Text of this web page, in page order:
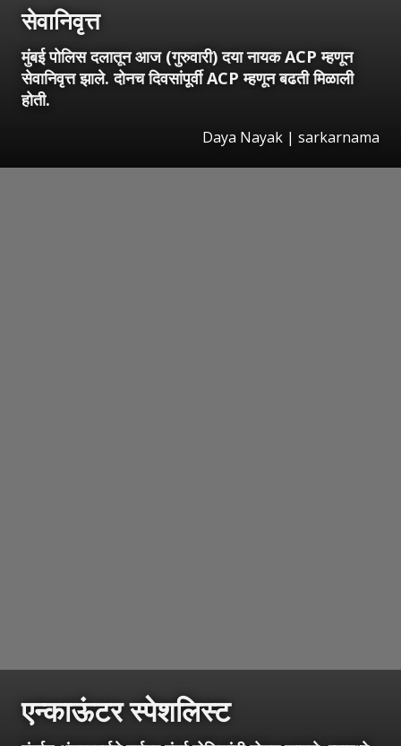
सेवानिवृत्त
मुंबई पोलिस दलातून आज (गुरुवारी) दया नायक ACP म्हणून
सेवानिवृत्त झाले. दोनच दिवसांपूर्वी ACP म्हणून बढती मिळाली
होती.
Daya Nayak | sarkarnama
एन्काऊंटर स्पेशलिस्ट